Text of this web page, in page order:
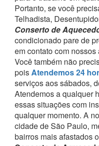
Portanto, se você
Telhadista,
Conserto de
condicionado pare de
em contato com nossos
Você também não
poisAtendemos 24
serviços aos sábados,
Atendemos a qualquer
essas situações com
qualquer momento. A
cidade de São Paulo,
bairros mais afastados